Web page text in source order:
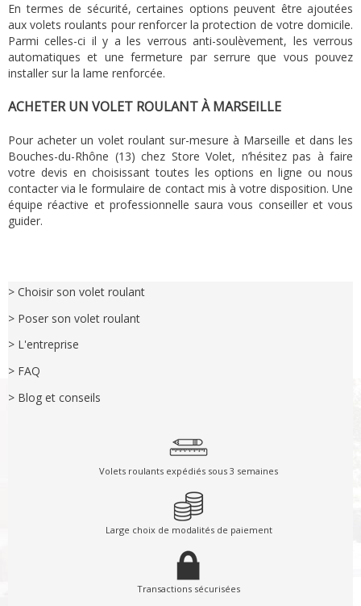
En termes de sécurité, certaines options peuvent être ajoutées
aux volets roulants pour renforcer la protection de votre domicile.
Parmi celles-ci il y a les verrous anti-soulèvement, les verrous
automatiques et une fermeture par serrure que vous pouvez
installer sur la lame renforcée.
ACHETER UN VOLET ROULANT À MARSEILLE
Pour acheter un volet roulant sur-mesure à Marseille et dans les
Bouches-du-Rhône (13) chez Store Volet, n’hésitez pas à faire
votre devis en choisissant toutes les options en ligne ou nous
contacter via le formulaire de contact mis à votre disposition. Une
équipe réactive et professionnelle saura vous conseiller et vous
guider.
> Choisir son volet roulant
> Poser son volet roulant
> L'entreprise
> FAQ
> Blog et conseils
Volets roulants expédiés sous 3 semaines
Large choix de modalités de paiement
Transactions sécurisées